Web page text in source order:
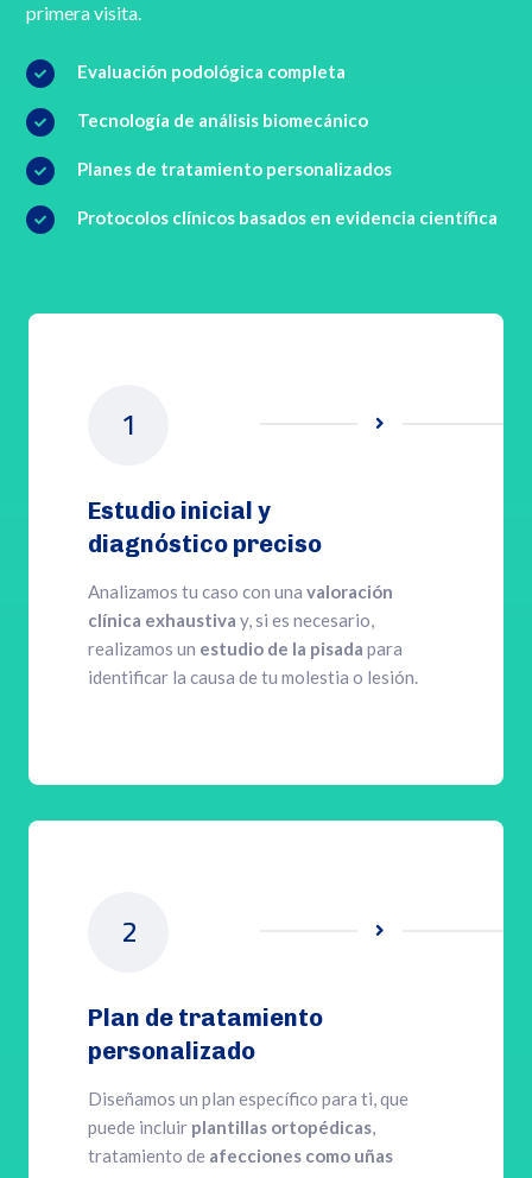
primera visita.
 Evaluación podológica completa
 Tecnología de análisis biomecánico
 Planes de tratamiento personalizados
 Protocolos clínicos basados en evidencia científica
1
Estudio inicial y
diagnóstico preciso
Analizamos tu caso con una valoración
clínica exhaustiva y, si es necesario,
realizamos un estudio de la pisada para
identificar la causa de tu molestia o lesión.

2
Plan de tratamiento
personalizado
Diseñamos un plan específico para ti, que
puede incluir plantillas ortopédicas,
tratamiento de afecciones como uñas
